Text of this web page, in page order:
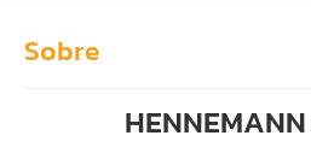
Sobre